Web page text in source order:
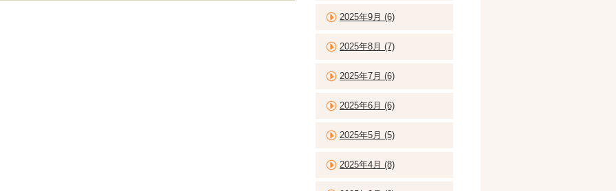
2025年9月 (6)
2025年8月 (7)
2025年7月 (6)
2025年6月 (6)
2025年5月 (5)
2025年4月 (8)